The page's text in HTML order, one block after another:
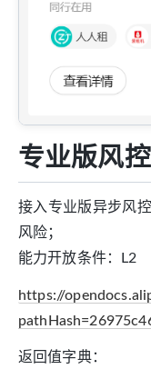
专业版风控
接入专业版异步风
风险；
能力开放条件：L2
https://
返回值字典：